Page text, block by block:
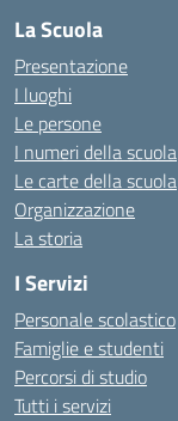
La Scuola
Presentazione
I luoghi
Le persone
I numeri della scuola
Le carte della scuola
Organizzazione
La storia
I Servizi
Personale scolastico
Famiglie e studenti
Percorsi di studio
Tutti i servizi